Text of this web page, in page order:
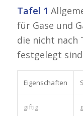
Tafel 1
für Gase und
die nicht nach
festgelegt
Eigenschaften
giftig